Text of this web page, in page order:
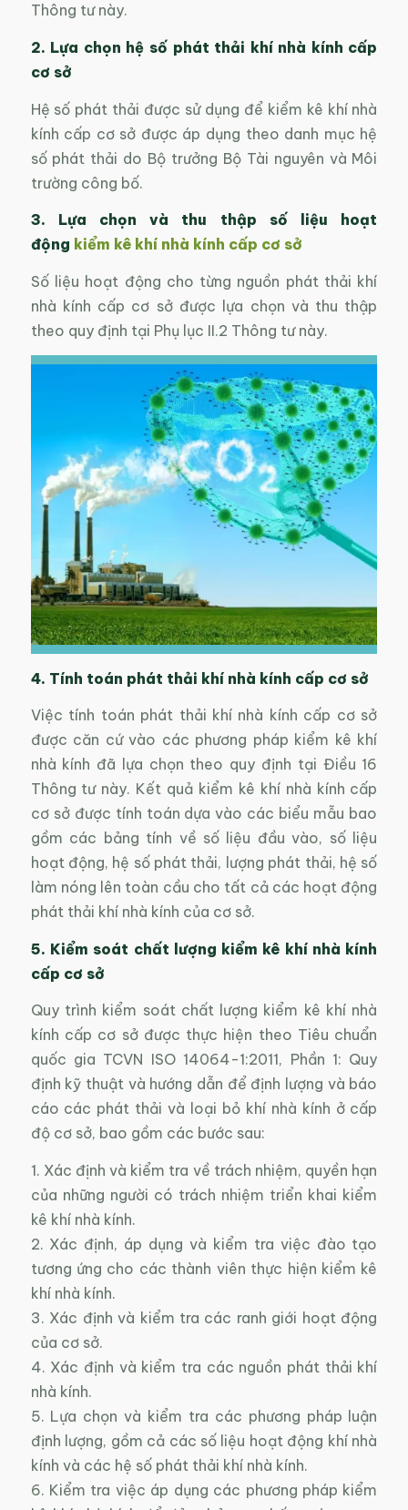
Thông tư này.
2. Lựa chọn hệ số phát thải khí nhà kính cấp
cơ sở
Hệ số phát thải được sử dụng để kiểm kê khí nhà
kính cấp cơ sở được áp dụng theo danh mục hệ
số phát thải do Bộ trưởng Bộ Tài nguyên và Môi
trường công bố.
3. Lựa chọn và thu thập số liệu hoạt
động kiểm kê khí nhà kính cấp cơ sở
Số liệu hoạt động cho từng nguồn phát thải khí
nhà kính cấp cơ sở được lựa chọn và thu thập
theo quy định tại Phụ lục II.2 Thông tư này.
4. Tính toán phát thải khí nhà kính cấp cơ sở
Việc tính toán phát thải khí nhà kính cấp cơ sở
được căn cứ vào các phương pháp kiểm kê khí
nhà kính đã lựa chọn theo quy định tại Điều 16
Thông tư này. Kết quả kiểm kê khí nhà kính cấp
cơ sở được tính toán dựa vào các biểu mẫu bao
gồm các bảng tính về số liệu đầu vào, số liệu
hoạt động, hệ số phát thải, lượng phát thải, hệ số
làm nóng lên toàn cầu cho tất cả các hoạt động
phát thải khí nhà kính của cơ sở.
5. Kiểm soát chất lượng kiểm kê khí nhà kính
cấp cơ sở
Quy trình kiểm soát chất lượng kiểm kê khí nhà
kính cấp cơ sở được thực hiện theo Tiêu chuẩn
quốc gia TCVN ISO 14064-1:2011, Phần 1: Quy
định kỹ thuật và hướng dẫn để định lượng và báo
cáo các phát thải và loại bỏ khí nhà kính ở cấp
độ cơ sở, bao gồm các bước sau:
1. Xác định và kiểm tra về trách nhiệm, quyền hạn
của những người có trách nhiệm triển khai kiểm
kê khí nhà kính.
2. Xác định, áp dụng và kiểm tra việc đào tạo
tương ứng cho các thành viên thực hiện kiểm kê
khí nhà kính.
3. Xác định và kiểm tra các ranh giới hoạt động
của cơ sở.
4. Xác định và kiểm tra các nguồn phát thải khí
nhà kính.
5. Lựa chọn và kiểm tra các phương pháp luận
định lượng, gồm cả các số liệu hoạt động khí nhà
kính và các hệ số phát thải khí nhà kính.
6. Kiểm tra việc áp dụng các phương pháp kiểm